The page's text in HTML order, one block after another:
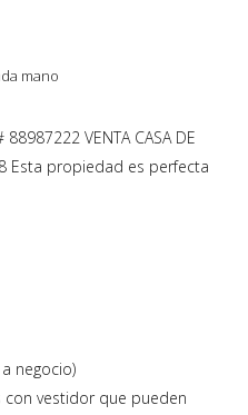
mano
VENTA CASA DE
Esta propiedad es perfecta
negocio)
vestidor que pueden